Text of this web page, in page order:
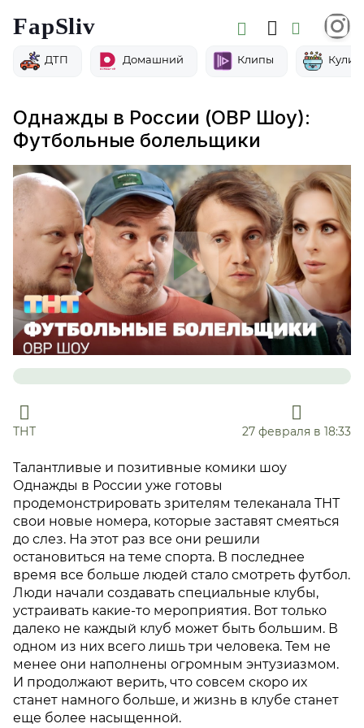
FapSliv
ДТП Домашний Клипы
Однажды в России (ОВР Шоу):
Футбольные болельщики
ТНТ 27 февраля в 18:33
Талантливые и позитивные комики шоу
Однажды в России уже готовы
продемонстрировать зрителям телеканала ТНТ
свои новые номера, которые заставят смеяться
до слез. На этот раз все они решили
остановиться на теме спорта. В последнее
время все больше людей стало смотреть футбол.
Люди начали создавать специальные клубы,
устраивать какие-то мероприятия. Вот только
далеко не каждый клуб может быть большим. В
одном из них всего лишь три человека. Тем не
менее они наполнены огромным энтузиазмом.
И продолжают верить, что совсем скоро их
станет намного больше, и жизнь в клубе станет
еще более насыщенной.